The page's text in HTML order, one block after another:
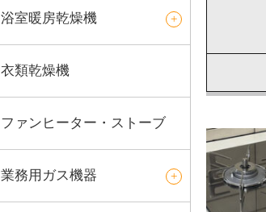
浴室暖房乾燥機
衣類乾燥機
ファンヒーター・ストーブ
業務用ガス機器